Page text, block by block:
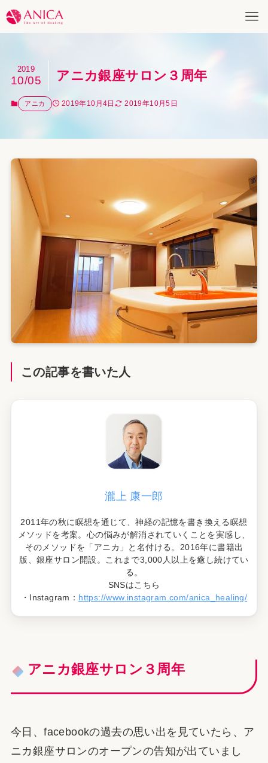
アニカ銀座サロン３周年
2019
10/05
アニカ 2019年10月4日 2019年10月5日
この記事を書いた人
瀧上 康一郎
2011年の秋に瞑想を通じて、神経の記憶を書き換える瞑想
メソッドを考案。心の悩みが解消されていくことを実感し、
そのメソッドを「アニカ」と名付ける。2016年に書籍出
版、銀座サロン開設。これまで3,000人以上を癒し続けてい
る。
SNSはこちら
・Instagram： https://www.instagram.com/anica_healing/
アニカ銀座サロン３周年
今日、facebookの過去の思い出を見ていたら、ア
ニカ銀座サロンのオープンの告知が出ていまし